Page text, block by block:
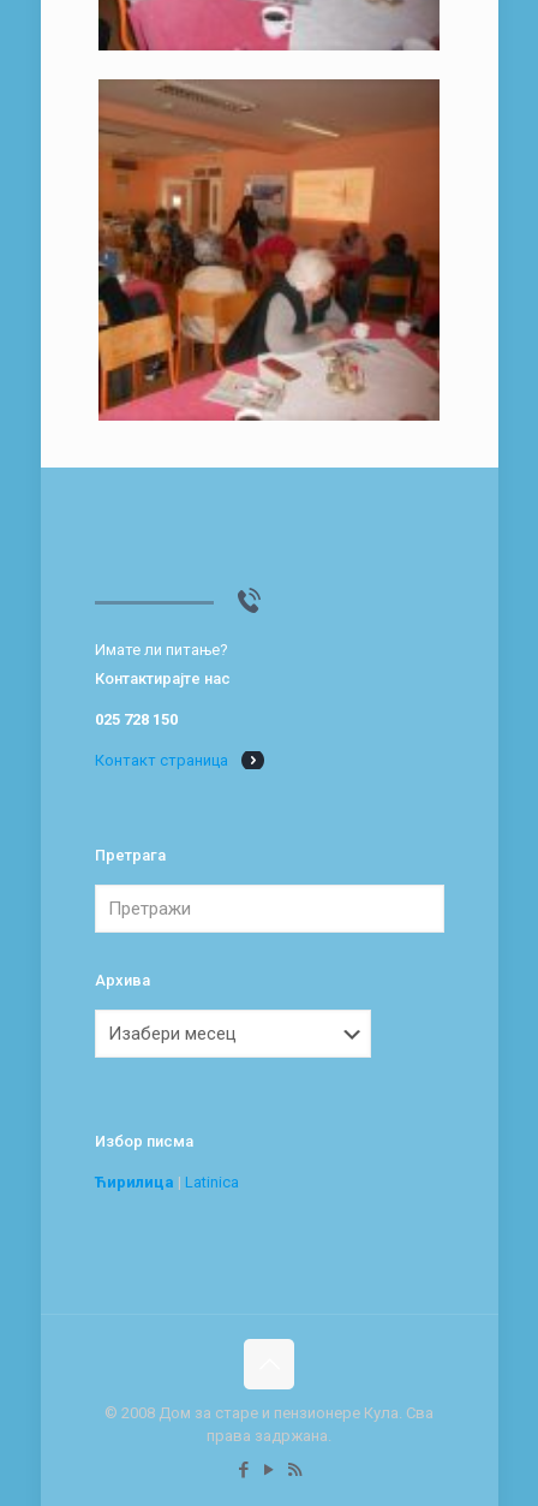
Имате ли питање?
Контактирајте нас
025 728 150
Контакт страница
Претрага
Архива
Избор писма
Ћирилица | Latinica
© 2008 Дом за старе и пензионере Кула. Сва
права задржана.